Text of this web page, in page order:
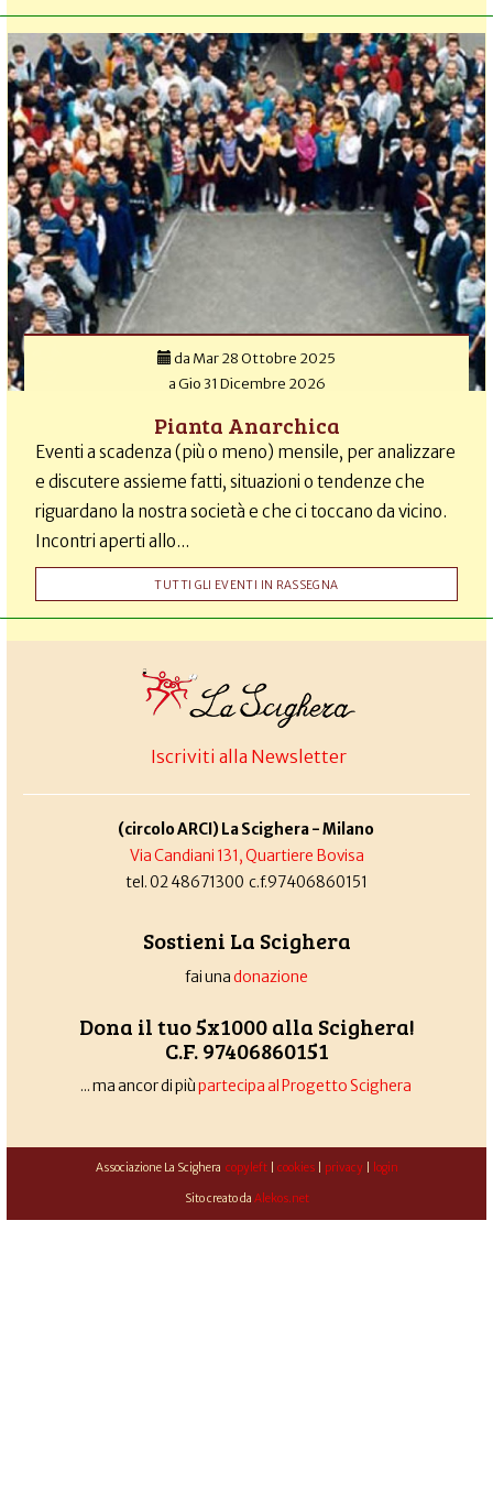
da Mar 28 Ottobre 2025
aGio 31 Dicembre 2026
Pianta Anarchica
Eventi a scadenza (più o meno) mensile, per analizzare
e discutere assieme fatti, situazioni o tendenze che
riguardano la nostra società e che ci toccano da vicino.
Incontri aperti allo...
TUTTI GLI EVENTI IN RASSEGNA
Iscriviti alla Newsletter
(circolo ARCI) La Scighera - Milano
Via Candiani 131, Quartiere Bovisa
tel. 02 48671300 c.f.97406860151
Sostieni La Scighera
fai unadonazione
Dona il tuo 5x1000 alla Scighera!
C.F. 97406860151
... ma ancor di piùpartecipa al Progetto Scighera
Associazione La Scighera copyleft| cookies| privacy| login
Sito creato da Alekos.net